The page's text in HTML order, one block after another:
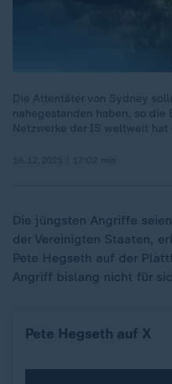
Die Attentäter von Sydney
nahegestanden haben, so die
Netzwerke der IS weltweit
Die jüngsten Angriffe
der Vereinigten Staaten,
Pete Hegseth auf der
Angriff bislang nicht für
Pete Hegseth auf X